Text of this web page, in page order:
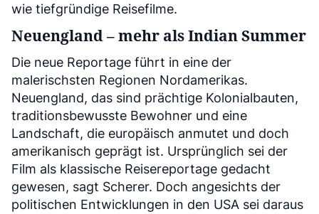
wie tiefgründige Reisefilme.
Neuengland – mehr als Indian Summer
Die neue Reportage führt in eine der
malerischsten Regionen Nordamerikas.
Neuengland, das sind prächtige Kolonialbauten,
traditionsbewusste Bewohner und eine
Landschaft, die europäisch anmutet und doch
amerikanisch geprägt ist. Ursprünglich sei der
Film als klassische Reisereportage gedacht
gewesen, sagt Scherer. Doch angesichts der
politischen Entwicklungen in den USA sei daraus